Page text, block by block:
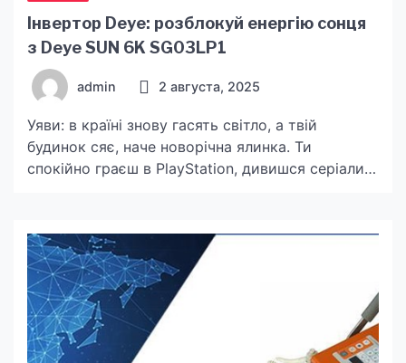
Інвертор Deye: розблокуй енергію сонця
з Deye SUN 6K SG03LP1
admin 2 августа, 2025
Уяви: в країні знову гасять світло, а твій
будинок сяє, наче новорічна ялинка. Ти
спокійно граєш в PlayStation, дивишся серіали
Deye! І сьогодні ми поговоримо про твого
нового супергероя — Deye SUN 6K
SG03LP1(https://deye.energy/hibrydnyi-
soniachnyi-invertor-deye-sun-6k-sg03lp1).
Відключення світла? Game Over для проблем!
Набридли ці «графіки»? […]